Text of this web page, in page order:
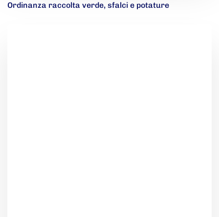
Ordinanza raccolta verde, sfalci e potature